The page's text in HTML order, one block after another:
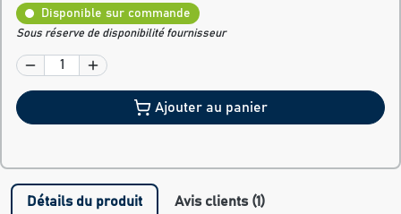
Disponible sur commande
Sous réserve de disponibilité fournisseur
Ajouter au panier
Détails du produit Avis clients (1)